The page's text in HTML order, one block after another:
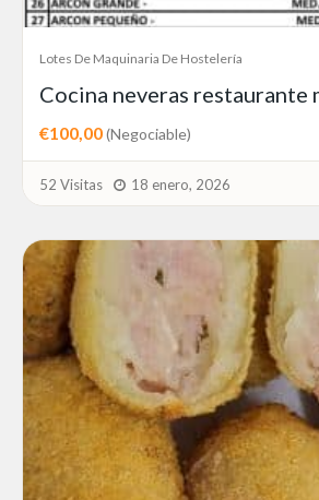
Lotes De Maquinaria De Hostelería
Cocina neveras restaurante
€100,00(Negociable)
52 Visitas 18 enero, 2026